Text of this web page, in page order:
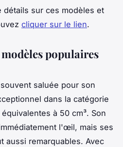
détails sur ces modèles et
cliquer sur le lien.
populaires
saluée pour son
dans la catégorie
à 50 cm³. Son
l'œil, mais ses
aussi remarquables. Avec